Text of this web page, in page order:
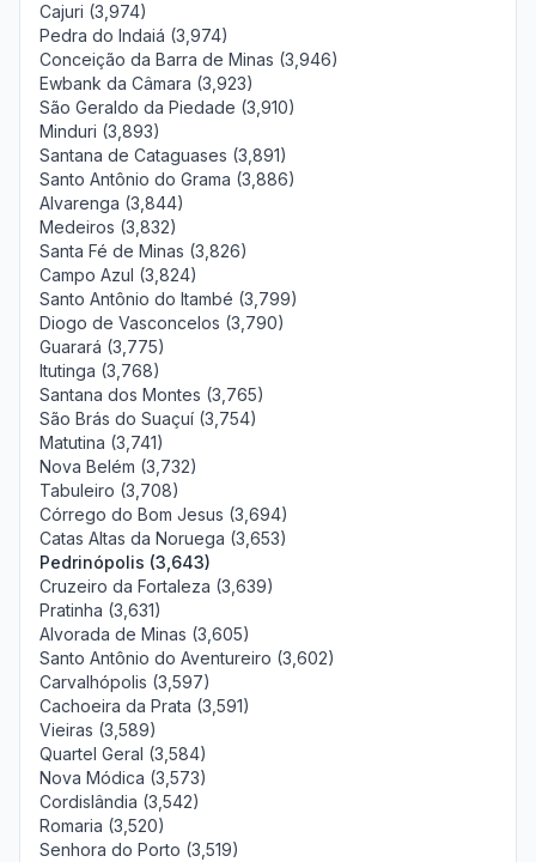
Cajuri (3,974)
Pedra do Indaiá (3,974)
Conceição da Barra de Minas (3,946)
Ewbank da Câmara (3,923)
São Geraldo da Piedade (3,910)
Minduri (3,893)
Santana de Cataguases (3,891)
Santo Antônio do Grama (3,886)
Alvarenga (3,844)
Medeiros (3,832)
Santa Fé de Minas (3,826)
Campo Azul (3,824)
Santo Antônio do Itambé (3,799)
Diogo de Vasconcelos (3,790)
Guarará (3,775)
Itutinga (3,768)
Santana dos Montes (3,765)
São Brás do Suaçuí (3,754)
Matutina (3,741)
Nova Belém (3,732)
Tabuleiro (3,708)
Córrego do Bom Jesus (3,694)
Catas Altas da Noruega (3,653)
Pedrinópolis (3,643)
Cruzeiro da Fortaleza (3,639)
Pratinha (3,631)
Alvorada de Minas (3,605)
Santo Antônio do Aventureiro (3,602)
Carvalhópolis (3,597)
Cachoeira da Prata (3,591)
Vieiras (3,589)
Quartel Geral (3,584)
Nova Módica (3,573)
Cordislândia (3,542)
Romaria (3,520)
Senhora do Porto (3,519)